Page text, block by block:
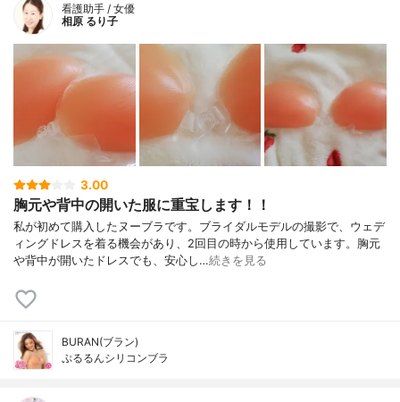
看護助手 / 女優
相原 るり子
3.00
胸元や背中の開いた服に重宝します！！
私が初めて購入したヌーブラです。ブライダルモデルの撮影で、ウェデ
ィングドレスを着る機会があり、2回目の時から使用しています。胸元
や背中が開いたドレスでも、安心し…続きを見る
BURAN(ブラン)
ぷるるんシリコンブラ